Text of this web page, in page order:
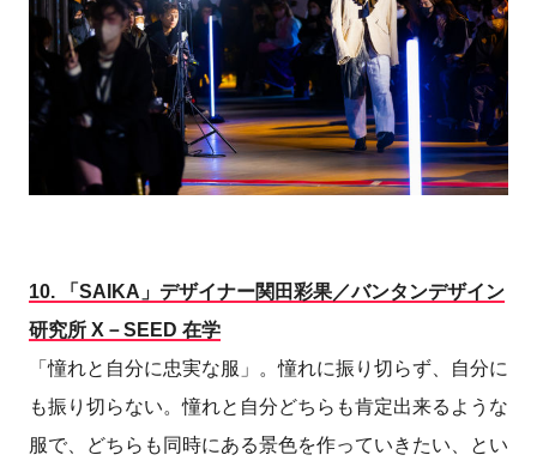
10.
「SAIKA」デザイナー関田彩果／バンタンデザイン
研究所 X－SEED 在学
「憧れと自分に忠実な服」。憧れに振り切らず、自分に
も振り切らない。憧れと自分どちらも肯定出来るような
服で、どちらも同時にある景色を作っていきたい、とい